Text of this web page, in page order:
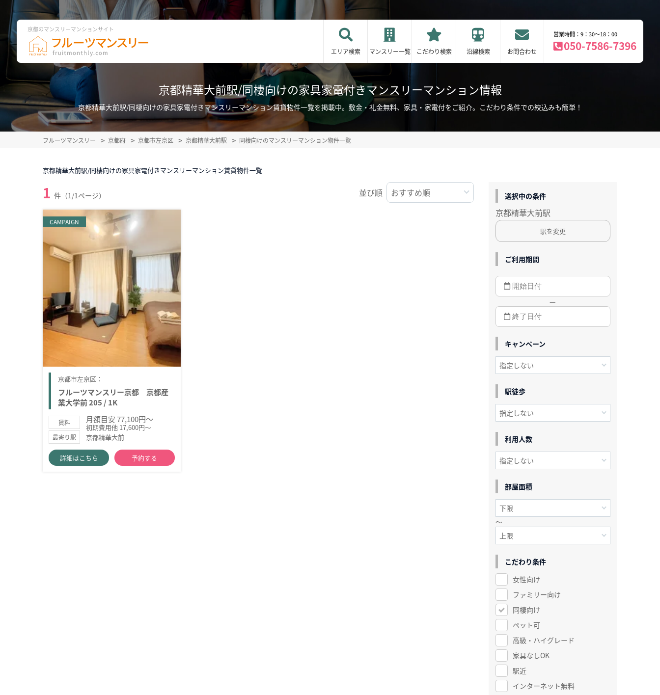
京都のマンスリーマンションサイト
エリア検索 マンスリー一覧 こだわり検索 沿線検索 お問合わせ
営業時間：9：30～18：00
050-7586-7396
京都精華大前駅/同棲向けの家具家電付きマンスリーマンション情報
京都精華大前駅/同棲向けの家具家電付きマンスリーマンション賃貸物件一覧を掲載中。敷金・礼金無料、家具・家電付をご紹介。こだわり条件での絞込みも簡単！
フルーツマンスリー 京都府 京都市左京区 京都精華大前駅 同棲向けのマンスリーマンション物件一覧
京都精華大前駅/同棲向けの家具家電付きマンスリーマンション賃貸物件一覧
1 件（1/1ページ） 並び順
CAMPAIGN
京都市左京区：
フルーツマンスリー京都 京都産
業大学前 205 / 1K
賃料 月額目安 77,100円～
初期費用他 17,600円～
最寄り駅 京都精華大前
詳細はこちら 予約する
選択中の条件
京都精華大前駅
駅を変更
ご利用期間
—
キャンペーン
駅徒歩
利用人数
部屋面積
～
こだわり条件
女性向け
ファミリー向け
同棲向け
ペット可
高級・ハイグレード
家具なしOK
駅近
インターネット無料